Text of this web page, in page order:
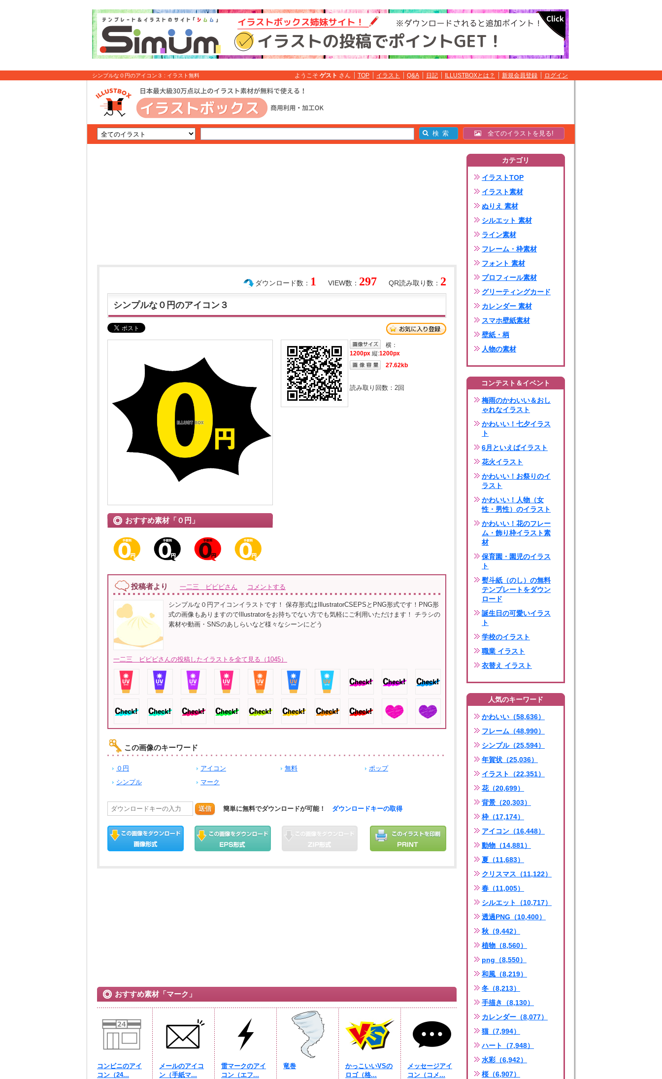
シンプルな０円のアイコン３ : イラスト無料 ようこそ ゲスト さん TOP イラスト Q&A 日記 ILLUSTBOXとは？ 新規会員登録 ログイン
全てのイラストを見る!
QR読み取り数： 2
VIEW数： 297
ダウンロード数： 1
シンプルな０円のアイコン３
おすすめ素材「０円」
横：
1200px 縦:1200px
27.62kb
読み取り回数： 2回
投稿者より 一二三 ビビビさん コメントする
シンプルな０円アイコンイラストです！ 保存形式はIllustratorCSEPSとPNG形式です！PNG形
式の画像もありますのでIllustratorをお持ちでない方でも気軽にご利用いただけます！ チラシの
素材や動画・SNSのあしらいなど様々なシーンにどう
一二三 ビビビさんの投稿したイラストを全て見る（1045）
この画像のキーワード
０円 アイコン 無料
ポップ
シンプル
マーク
送信 簡単に無料でダウンロードが可能！ ダウンロードキーの取得
おすすめ素材「マーク」
コンビニのアイ
コン（24...
メールのアイコ
ン（手紙マ...
雷マークのアイ
コン（エフ...
竜巻
かっこいいVSの
ロゴ（格...
メッセージアイ
コン（コメ...
カテゴリ
イラストTOP
イラスト素材
ぬりえ 素材
シルエット 素材
ライン素材
フレーム・枠素材
フォント 素材
プロフィール素材
グリーティングカード
カレンダー 素材
スマホ壁紙素材
壁紙・柄
人物の素材
コンテスト＆イベント
梅雨のかわいい＆おし
ゃれなイラスト
かわいい！七夕イラス
ト
6月といえばイラスト
花火イラスト
かわいい！お祭りのイ
ラスト
かわいい！人物（女
性・男性）のイラスト
かわいい！花のフレー
ム・飾り枠イラスト素
材
保育園・園児のイラス
ト
熨斗紙（のし）の無料
テンプレートをダウン
ロード
誕生日の可愛いイラス
ト
学校のイラスト
職業 イラスト
衣替え イラスト
人気のキーワード
かわいい（58,636）
フレーム（48,990）
シンプル（25,594）
年賀状（25,036）
イラスト（22,351）
花（20,699）
背景（20,303）
枠（17,174）
アイコン（16,448）
動物（14,881）
夏（11,683）
クリスマス（11,122）
春（11,005）
シルエット（10,717）
透過PNG（10,400）
秋（9,442）
植物（8,560）
png（8,550）
和風（8,219）
冬（8,213）
手描き（8,130）
カレンダー（8,077）
猫（7,994）
ハート（7,948）
水彩（6,942）
桜（6,907）